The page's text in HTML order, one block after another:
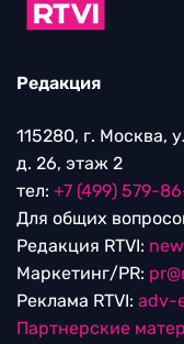
Редакция
115280, г. Москва,
д. 26, этаж 2
тел: +7 (499) 579-
Для общих
Редакция RTVI:
Маркетинг/PR:
Реклама RTVI: adv-
Партнерские